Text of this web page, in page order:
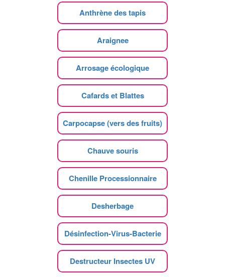
Anthrène des tapis
Araignee
Arrosage écologique
Cafards et Blattes
Carpocapse (vers des fruits)
Chauve souris
Chenille Processionnaire
Desherbage
Désinfection-Virus-Bacterie
Destructeur Insectes UV